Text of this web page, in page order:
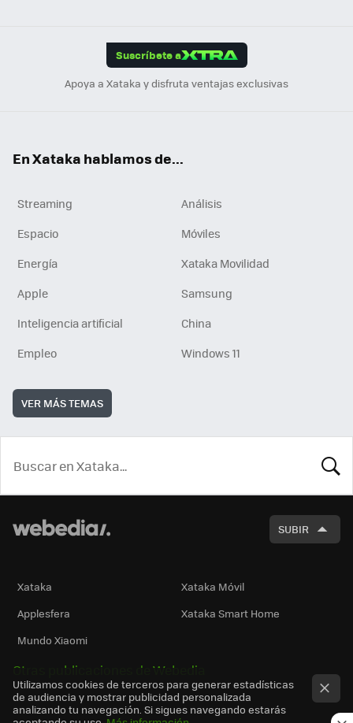
Suscríbete a
Apoya a Xataka y disfruta ventajas exclusivas
En Xataka hablamos de...
Streaming
Análisis
Espacio
Móviles
Energía
Xataka Movilidad
Apple
Samsung
Inteligencia artificial
China
Empleo
Windows 11
VER MÁS TEMAS
SUBIR
Xataka
Xataka Móvil
Applesfera
Xataka Smart Home
Mundo Xiaomi
Otras publicaciones de Webedia
Utilizamos cookies de terceros para generar estadísticas
de audiencia y mostrar publicidad personalizada
analizando tu navegación. Si sigues navegando estarás